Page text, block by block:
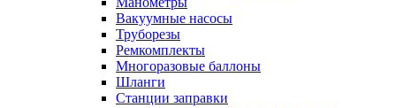
Вакуумные насосы
Труборезы
Ремкомплекты
Многоразовые баллоны
Шланги
Станции заправки